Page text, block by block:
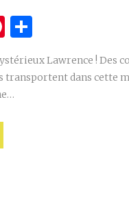
Pinterest
Lawrence ! Des
transportent dans cette